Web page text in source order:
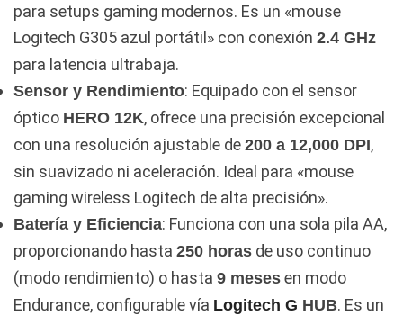
para setups gaming modernos. Es un «mouse
Logitech G305 azul portátil» con conexión 2.4 GHz
para latencia ultrabaja.
Sensor y Rendimiento: Equipado con el sensor
óptico HERO 12K, ofrece una precisión excepcional
con una resolución ajustable de 200 a 12,000 DPI,
sin suavizado ni aceleración. Ideal para «mouse
gaming wireless Logitech de alta precisión».
Batería y Eficiencia: Funciona con una sola pila AA,
proporcionando hasta 250 horas de uso continuo
(modo rendimiento) o hasta 9 meses en modo
Endurance, configurable vía Logitech G HUB. Es un